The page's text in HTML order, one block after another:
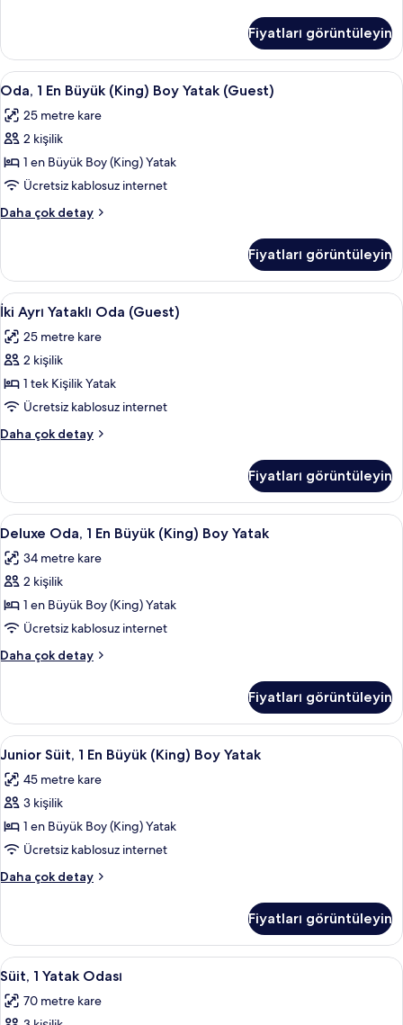
daha
fazla
detay
Fiyatları görüntüleyin
Oda,
1
En
Büyük
(King)
Boy
Yatak
(Guest)
tüm
fotoğrafları
görün
Oda, 1 En Büyük (King) Boy Yatak
6
Oda, 1 En Büyük (King) Boy Yatak (Guest)
25 metre kare
2 kişilik
1 en Büyük Boy (King) Yatak
Ücretsiz kablosuz internet
Daha çok detay
Oda,
(King)
Boy
Yatak
(Guest)
hakkında
daha
detay
Fiyatları görüntüleyin
İki
Ayrı
Yataklı
Oda
(Guest)
için
tüm
fotoğrafları
İki Ayrı Yataklı Oda (Guest) |
4
İki Ayrı Yataklı Oda (Guest)
25 metre kare
2 kişilik
1 tek Kişilik Yatak
Ücretsiz kablosuz internet
Daha çok detay
İki
(Guest)
hakkında
daha
detay
Fiyatları görüntüleyin
Deluxe
Oda,
1
En
Büyük
(King)
Boy
Yatak
tüm
fotoğrafları
görün
Deluxe Oda, 1 En Büyük (King) Boy
22
Deluxe Oda, 1 En Büyük (King) Boy Yatak
34 metre kare
2 kişilik
1 en Büyük Boy (King) Yatak
Ücretsiz kablosuz internet
Daha çok detay
Deluxe
Büyük
(King)
Boy
hakkında
daha
detay
Fiyatları görüntüleyin
Junior
Süit,
1
En
Büyük
(King)
Boy
Yatak
tüm
fotoğrafları
görün
Junior Süit, 1 En Büyük (King) Boy
4
Junior Süit, 1 En Büyük (King) Boy Yatak
45 metre kare
3 kişilik
1 en Büyük Boy (King) Yatak
Ücretsiz kablosuz internet
Daha çok detay
Junior
Büyük
(King)
Boy
hakkında
daha
Fiyatları görüntüleyin
Süit,
1
Yatak
Süit, 1 Yatak Odası | Oturma alanı |
9
Süit, 1 Yatak Odası
70 metre kare